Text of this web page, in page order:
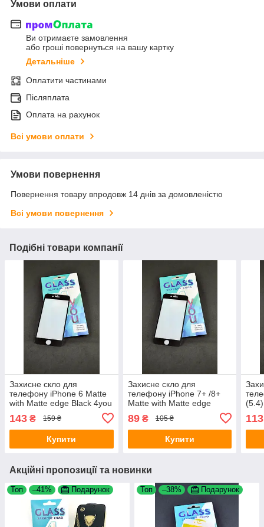
Умови оплати
Ви отримаєте замовлення
або гроші повернуться на вашу картку
Детальніше
Оплатити частинами
Післяплата
Оплата на рахунок
Всі умови оплати
Умови повернення
Повернення товару впродовж 14 днів за домовленістю
Всі умови повернення
Подібні товари компанії
Захисне скло для
телефону iPhone 6 Matte
with Matte edge Black 4you
143 ₴ 159 ₴
Купити
Захисне скло для
телефону iPhone 7+ /8+
Matte with Matte edge
89₴ 105 ₴
Купити
113
Акційні пропозиції та новинки
Топ –41% Подарунок Топ –38% Подарунок